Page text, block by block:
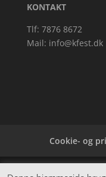
KONTAKT
Tlf: 7876 8672
Mail: info@kfest.dk
Cookie- og
Denne